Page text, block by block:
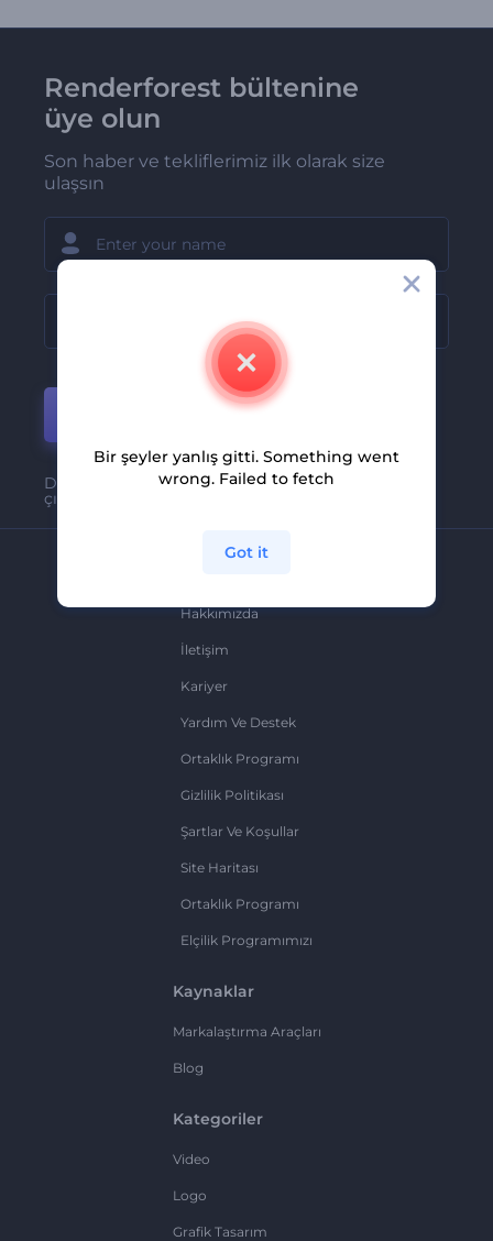
Renderforest bültenine
üye olun
Son haber ve tekliflerimiz ilk olarak size
ulaşsın
Dilediğiniz zaman kolayca abonelikten
çıkabilirsiniz.
Hakkımızda
İletişim
Kariyer
Yardım Ve Destek
Ortaklık Programı
Gizlilik Politikası
Şartlar Ve Koşullar
Site Haritası
Ortaklık Programı
Elçilik Programımızı
Kaynaklar
Markalaştırma Araçları
Blog
Kategoriler
Video
Logo
Grafik Tasarım
Bir şeyler yanlış gitti. Something went
wrong. Failed to fetch
Got it